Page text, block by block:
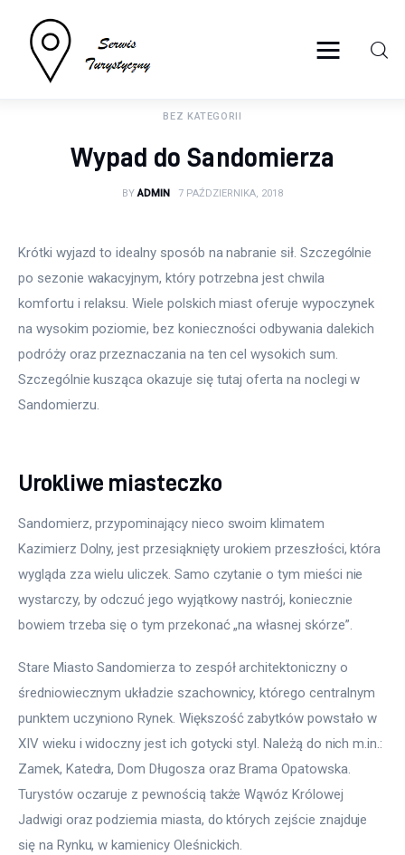
serwisturystyczny.net
Sport
Więcej
BEZ KATEGORII
Wypad do Sandomierza
BY ADMIN 7 PAŹDZIERNIKA, 2018
Krótki wyjazd to idealny sposób na nabranie sił. Szczególnie
po sezonie wakacyjnym, który potrzebna jest chwila
komfortu i relaksu. Wiele polskich miast oferuje wypoczynek
na wysokim poziomie, bez konieczności odbywania dalekich
podróży oraz przeznaczania na ten cel wysokich sum.
Szczególnie kusząca okazuje się tutaj oferta na noclegi w
Sandomierzu.
Urokliwe miasteczko
Sandomierz, przypominający nieco swoim klimatem
Kazimierz Dolny, jest przesiąknięty urokiem przeszłości, która
wygląda zza wielu uliczek. Samo czytanie o tym mieści nie
wystarczy, by odczuć jego wyjątkowy nastrój, koniecznie
bowiem trzeba się o tym przekonać „na własnej skórze”.
Stare Miasto Sandomierza to zespół architektoniczny o
średniowiecznym układzie szachownicy, którego centralnym
punktem uczyniono Rynek. Większość zabytków powstało w
XIV wieku i widoczny jest ich gotycki styl. Należą do nich m.in.:
Zamek, Katedra, Dom Długosza oraz Brama Opatowska.
Turystów oczaruje z pewnością także Wąwóz Królowej
Jadwigi oraz podziemia miasta, do których zejście znajduje
się na Rynku, w kamienicy Oleśnickich.